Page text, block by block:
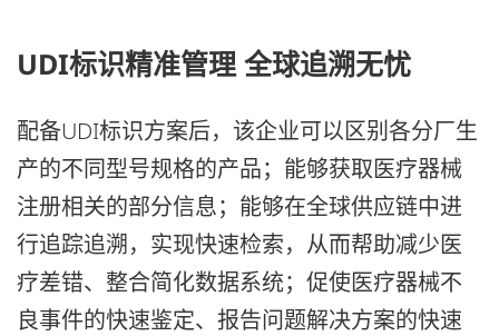
UDI标识精准管理 全球追溯无忧
配备UDI标识方案后，该企业可以区别各分厂生
产的不同型号规格的产品；能够获取医疗器械
注册相关的部分信息；能够在全球供应链中进
行追踪追溯，实现快速检索，从而帮助减少医
疗差错、整合简化数据系统；促使医疗器械不
良事件的快速鉴定、报告问题解决方案的快速